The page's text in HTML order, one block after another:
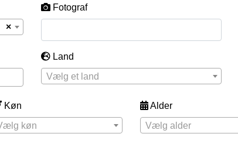
×
Fotograf
Land
Vælg et land
Køn
køn
Alder
Vælg alder